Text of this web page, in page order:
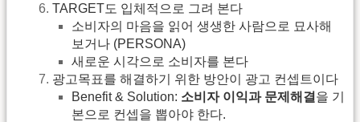
TARGET도 입체적으로 그려 본다
소비자의 마음을 읽어 생생한 사람으로 묘사해
보거나 (PERSONA)
새로운 시각으로 소비자를 본다
광고목표를 해결하기 위한 방안이 광고 컨셉트이다
Benefit & Solution: 소비자 이익과 문제해결 을 기
본으로 컨셉을 뽑아야 한다.